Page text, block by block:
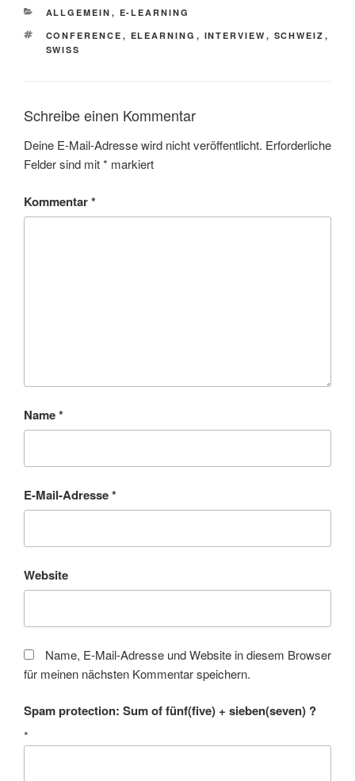
KATEGORIEN
ALLGEMEIN , E-LEARNING
SCHLAGWÖRTER
CONFERENCE , ELEARNING , INTERVIEW , SCHWEIZ ,
SWISS
Schreibe einen Kommentar
Deine E-Mail-Adresse wird nicht veröffentlicht. Erforderliche
Felder sind mit* markiert
Kommentar*
Name*
E-Mail-Adresse*
Website
Name, E-Mail-Adresse und Website in diesem Browser
für meinen nächsten Kommentar speichern.
Spam protection: Sum of fünf(five) + sieben(seven) ?
*